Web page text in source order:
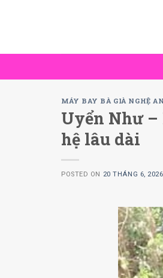
MÁY BAY BÀ GIÀ NGHỆ AN
Uyển Như
hệ lâu dài
POSTED ON 20 THÁNG 6, 2026